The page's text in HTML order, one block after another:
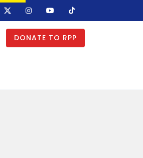
DONATE TO RPP